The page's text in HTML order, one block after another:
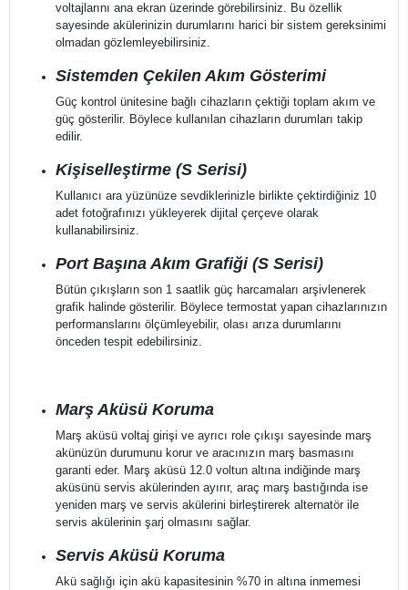
voltajlarını ana ekran üzerinde görebilirsiniz. Bu özellik
sayesinde akülerinizin durumlarını harici bir sistem gereksinimi
olmadan gözlemleyebilirsiniz.
Sistemden Çekilen Akım Gösterimi
Güç kontrol ünitesine bağlı cihazların çektiği toplam akım ve
güç gösterilir. Böylece kullanılan cihazların durumları takip
edilir.
Kişiselleştirme (S Serisi)
Kullanıcı ara yüzünüze sevdiklerinizle birlikte çektirdiğiniz 10
adet fotoğrafınızı yükleyerek dijital çerçeve olarak
kullanabilirsiniz.
Port Başına Akım Grafiği (S Serisi)
Bütün çıkışların son 1 saatlik güç harcamaları arşivlenerek
grafik halinde gösterilir. Böylece termostat yapan cihazlarınızın
performanslarını ölçümleyebilir, olası arıza durumlarını
önceden tespit edebilirsiniz.
Marş Aküsü Koruma
Marş aküsü voltaj girişi ve ayrıcı role çıkışı sayesinde marş
akünüzün durumunu korur ve aracınızın marş basmasını
garanti eder. Marş aküsü 12.0 voltun altına indiğinde marş
aküsünü servis akülerinden ayırır, araç marş bastığında ise
yeniden marş ve servis akülerini birleştirerek alternatör ile
servis akülerinin şarj olmasını sağlar.
Servis Aküsü Koruma
Akü sağlığı için akü kapasitesinin %70 in altına inmemesi